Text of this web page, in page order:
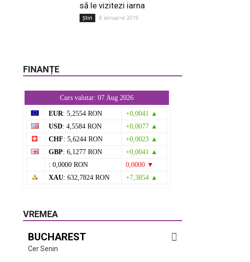
să le vizitezi iarna
Știri 8 ianuarie 2019
FINANȚE
Curs valutar: 07 Aug 2026
EUR: 5,2554 RON
+0,0041 ▲
USD: 4,5584 RON
+0,0077 ▲
CHF: 5,6244 RON
+0,0023 ▲
GBP: 6,1277 RON
+0,0041 ▲
: 0,0000 RON
0,0000 ▼
XAU: 632,7824 RON +7,3854 ▲
VREMEA
BUCHAREST
Cer Senin